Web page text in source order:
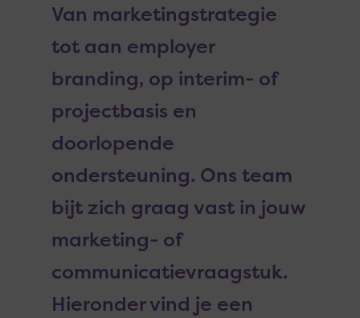
Van marketingstrategie
tot aan employer
branding, op interim- of
projectbasis en
doorlopende
ondersteuning. Ons team
bijt zich graag vast in jouw
marketing- of
communicatievraagstuk.
Hieronder vind je een